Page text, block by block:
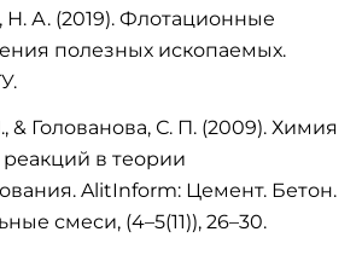
Н. А. (2019). Флотационные
полезных ископаемых.
& Голованова, С. П. (2009). Химия
в теории
AlitInform: Цемент. Бетон.
смеси, (4–5(11)), 26–30.